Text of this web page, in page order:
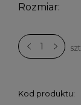
Rozmiar:
szt.
Kod produktu: